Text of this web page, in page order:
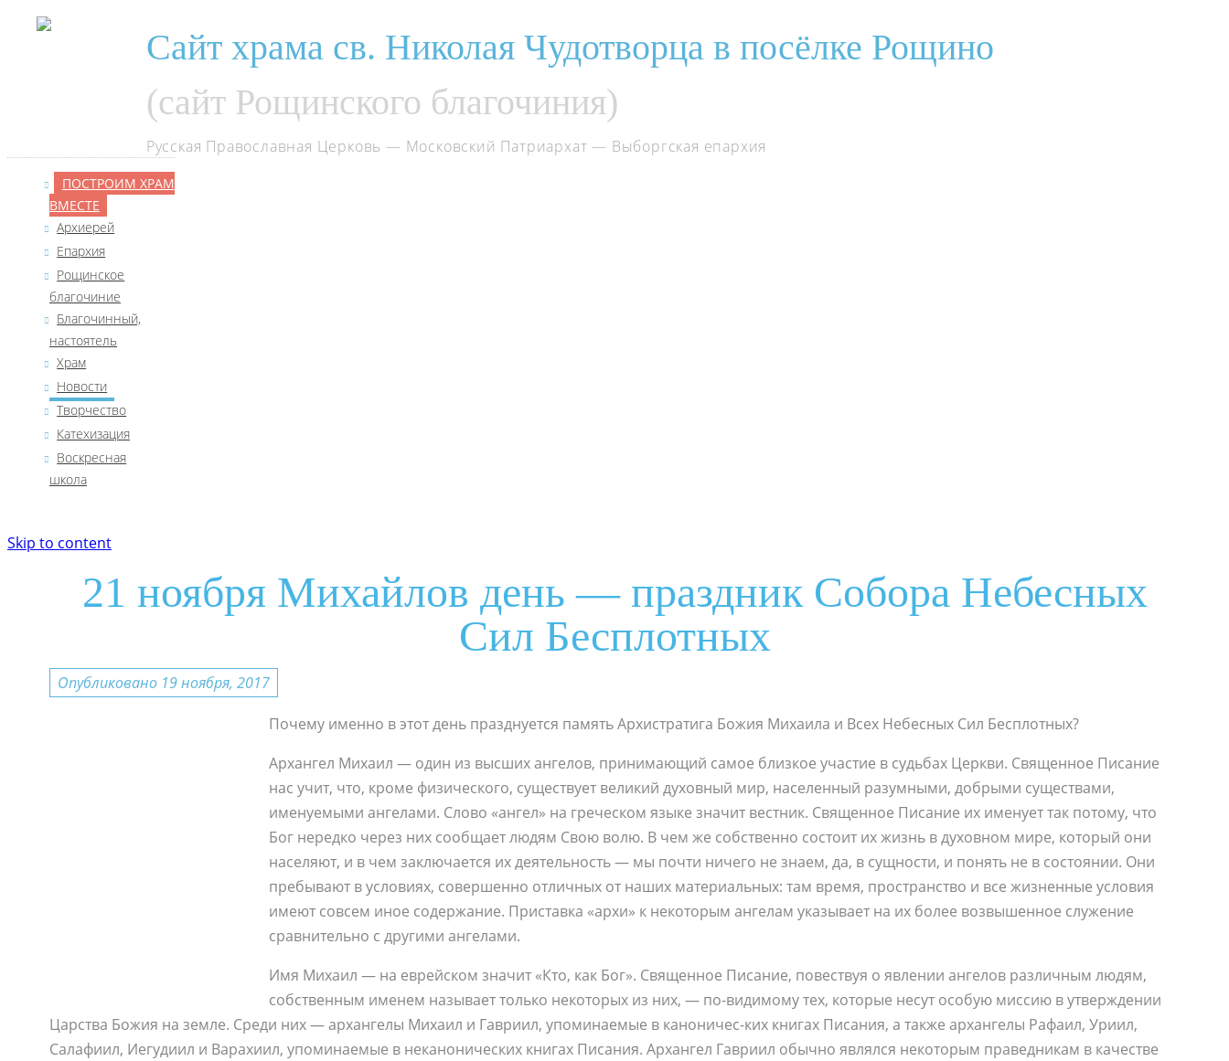
Сайт храма св. Николая Чудотворца в посёлке Рощино
(сайт Рощинского благочиния)
Русская Православная Церковь — Московский Патриархат — Выборгская епархия
ПОСТРОИМ ХРАМ
ВМЕСТЕ
Архиерей
Епархия
Рощинское
благочиние
Благочинный,
настоятель
Храм
Новости
Творчество
Катехизация
Воскресная
школа
Skip to content
21 ноября Михайлов день — праздник Собора Небесных
Сил Бесплотных
Опубликовано 19 ноября, 2017
Почему именно в этот день празднуется память Архистратига Божия Михаила и Всех Небесных Сил Бесплотных?
Архангел Михаил — один из высших ангелов, принимающий самое близкое участие в судьбах Церкви. Священное Писание
нас учит, что, кроме физического, существует великий духовный мир, населенный разумными, добрыми существами,
именуемыми ангелами. Слово «ангел» на греческом языке значит вестник. Священное Писание их именует так потому, что
Бог нередко через них сообщает людям Свою волю. В чем же собственно состоит их жизнь в духовном мире, который они
населяют, и в чем заключается их деятельность — мы почти ничего не знаем, да, в сущности, и понять не в состоянии. Они
пребывают в условиях, совершенно отличных от наших материальных: там время, пространство и все жизненные условия
имеют совсем иное содержание. Приставка «архи» к некоторым ангелам указывает на их более возвышенное служение
сравнительно с другими ангелами.
Имя Михаил — на еврейском значит «Кто, как Бог». Священное Писание, повествуя о явлении ангелов различным людям,
собственным именем называет только некоторых из них, — по-видимому тех, которые несут особую миссию в утверждении
Царства Божия на земле. Среди них — архангелы Михаил и Гавриил, упоминаемые в каноничес-ких книгах Писания, а также архангелы Рафаил, Уриил,
Салафиил, Иегудиил и Варахиил, упоминаемые в неканонических книгах Писания. Архангел Гавриил обычно являлся некоторым праведникам в качестве